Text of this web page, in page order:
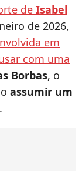
de Isabel
de 2026,
em
com uma
Borbas, o
assumir um
.